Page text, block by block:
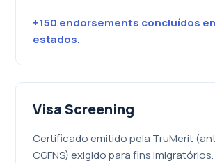
+150 endorsements concluídos
estados.
Visa Screening
Certificado emitido pela TruMerit
CGFNS) exigido para fins